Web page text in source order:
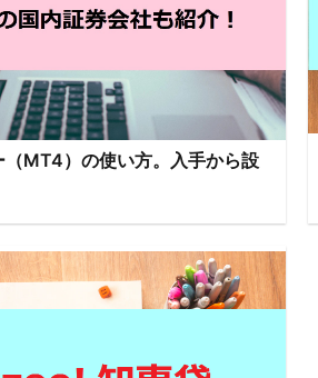
（MT4）の使い方。入手から設